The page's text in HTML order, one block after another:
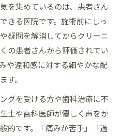
を集めているのは、患者さん
きる医院です。施術前にしっ
疑問を解消してからクリーニ
の患者さんから評価されてい
や違和感に対する細やかな配
す。
グを受ける方や歯科治療に不
士や歯科医師が優しく声をか
的です。「痛みが苦手」「過